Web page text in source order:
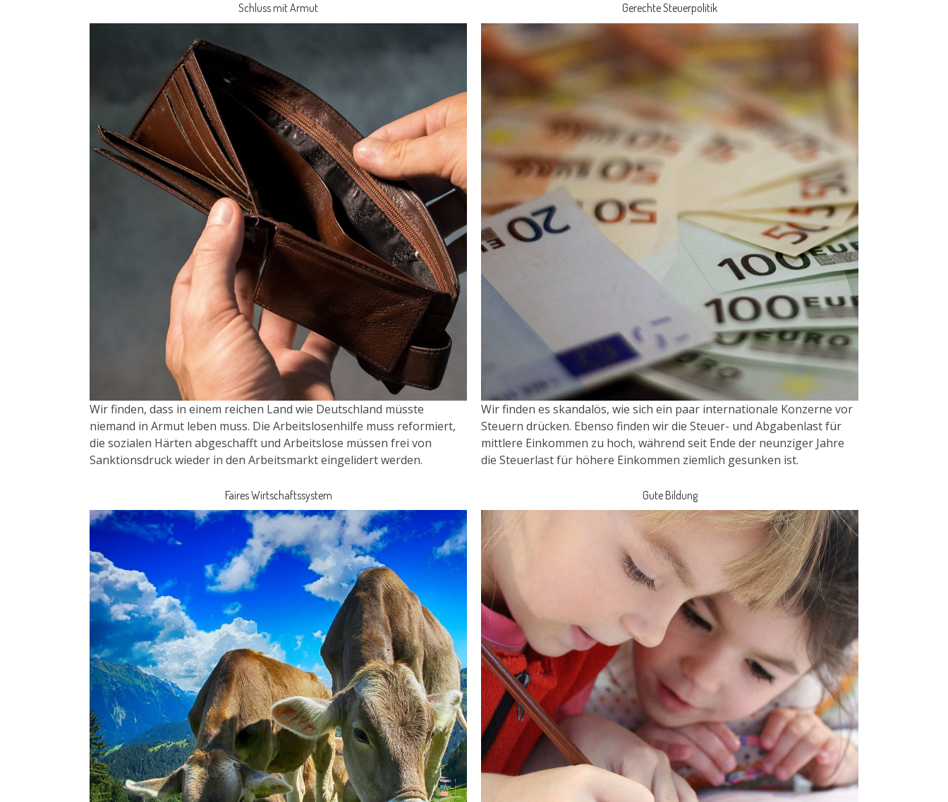
Schluss mit Armut
Wir finden, dass in einem reichen Land wie Deutschland müsste
niemand in Armut leben muss. Die Arbeitslosenhilfe muss reformiert,
die sozialen Härten abgeschafft und Arbeitslose müssen frei von
Sanktionsdruck wieder in den Arbeitsmarkt eingelidert werden.
Gerechte Steuerpolitik
Wir finden es skandalös, wie sich ein paar internationale Konzerne vor
Steuern drücken. Ebenso finden wir die Steuer- und Abgabenlast für
mittlere Einkommen zu hoch, während seit Ende der neunziger Jahre
die Steuerlast für höhere Einkommen ziemlich gesunken ist.
Faires Wirtschaftssystem Gute Bildung